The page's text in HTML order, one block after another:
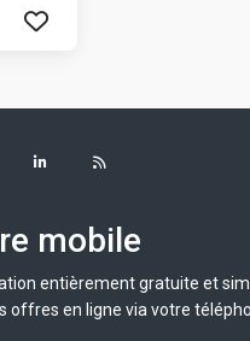
mobile
entièrement gratuite et
offres en ligne via votre